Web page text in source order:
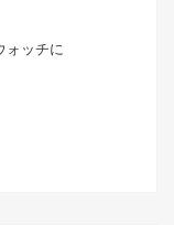
ォッチに